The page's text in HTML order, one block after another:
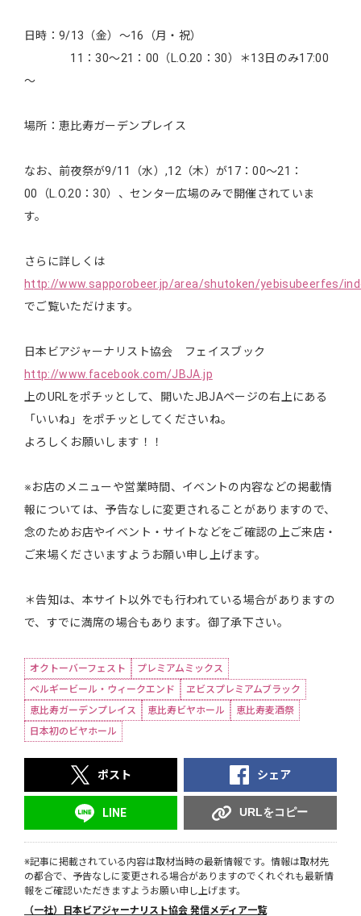
日時：9/13（金）～16（月・祝）
11：30～21：00（L.O.20：30）＊13日のみ17:00
～
場所：恵比寿ガーデンプレイス
なお、前夜祭が9/11（水）,12（木）が17：00～21：
00（L.O.20：30）、センター広場のみで開催されていま
す。
さらに詳しくは
http://www.sapporobeer.jp/area/shutoken/yebisubeerfes/
でご覧いただけます。
日本ビアジャーナリスト協会 フェイスブック
http://www.facebook.com/JBJA.jp
上のURLをポチッとして、開いたJBJAページの右上にある
「いいね」をポチッとしてくださいね。
よろしくお願いします！！
※お店のメニューや営業時間、イベントの内容などの掲載情
報については、予告なしに変更されることがありますので、
念のためお店やイベント・サイトなどをご確認の上ご来店・
ご来場くださいますようお願い申し上げます。
＊告知は、本サイト以外でも行われている場合がありますの
で、すでに満席の場合もあります。御了承下さい。
オクトーバーフェスト
プレミアムミックス
ベルギービール・ウィークエンド
ヱビスプレミアムブラック
恵比寿ガーデンプレイス
恵比寿ビヤホール
恵比寿麦酒祭
日本初のビヤホール
ポスト シェア
LINE URLをコピー
※記事に掲載されている内容は取材当時の最新情報です。情報は取材先
の都合で、予告なしに変更される場合がありますのでくれぐれも最新情
報をご確認いただきますようお願い申し上げます。
（一社）日本ビアジャーナリスト協会 発信メディア一覧